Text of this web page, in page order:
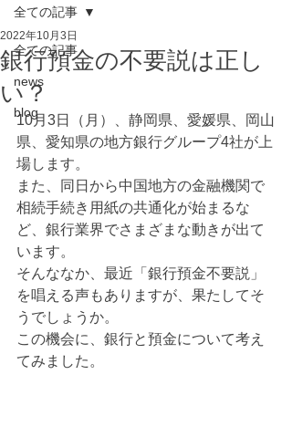
全ての記事
news
blog
全ての記事
銀行預金の不要説は正し
い？
2022年10月3日
10月3日（月）、静岡県、愛媛県、岡山
県、愛知県の地方銀行グループ4社が上
場します。
また、同日から中国地方の金融機関で
相続手続き用紙の共通化が始まるな
ど、銀行業界でさまざまな動きが出て
います。
そんななか、最近「銀行預金不要説」
を唱える声もありますが、果たしてそ
うでしょうか。
この機会に、銀行と預金について考え
てみました。